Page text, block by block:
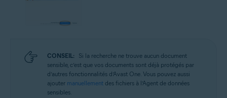
CONSEIL:
Si la recherche ne trouve aucun document
sensible, c’est que vos documents sont déjà protégés par
d’autres fonctionnalités d’Avast One. Vous pouvez aussi
ajouter manuellement des fichiers à l’Agent de données
sensibles.